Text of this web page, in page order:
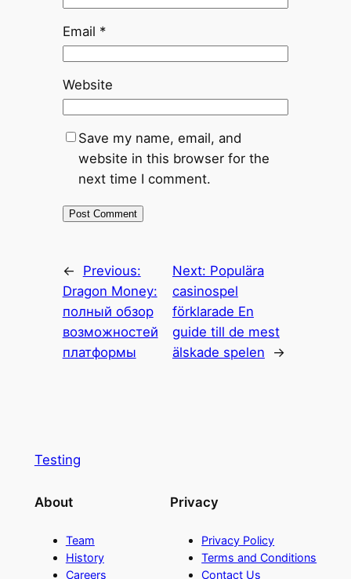
Email *
Website
Save my name, email, and
website in this browser for the
next time I comment.
←
Previous:
Dragon Money:
полный обзор
возможностей
платформы
Next: Populära
casinospel
förklarade En
guide till de mest
älskade spelen
→
Testing
About
Team
History
Careers
Privacy
Privacy Policy
Terms and Conditions
Contact Us